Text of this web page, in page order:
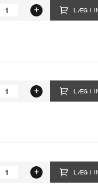
LÆG I
LÆG I
LÆG I